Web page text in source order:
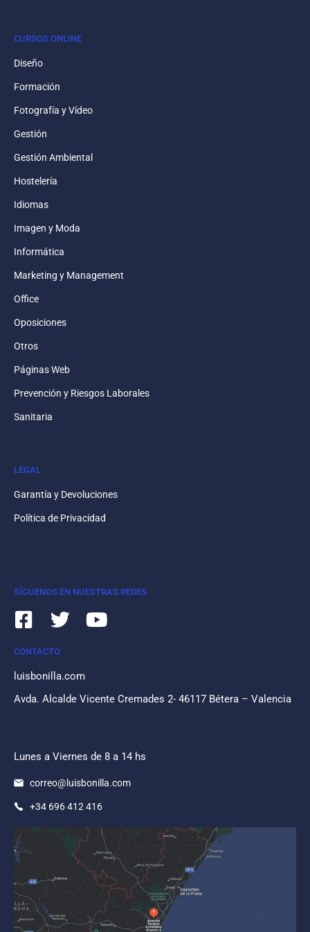
CURSOS ONLINE
Diseño
Formación
Fotografía y Vídeo
Gestión
Gestión Ambiental
Hostelería
Idiomas
Imagen y Moda
Informática
Marketing y Management
Office
Oposiciones
Otros
Páginas Web
Prevención y Riesgos Laborales
Sanitaria
LEGAL
Garantía y Devoluciones
Política de Privacidad
SÍGUENOS EN NUESTRAS REDES
CONTACTO
luisbonilla.com
Avda. Alcalde Vicente Cremades 2- 46117 Bétera – Valencia
Lunes a Viernes de 8 a 14 hs
correo@luisbonilla.com
+34 696 412 416